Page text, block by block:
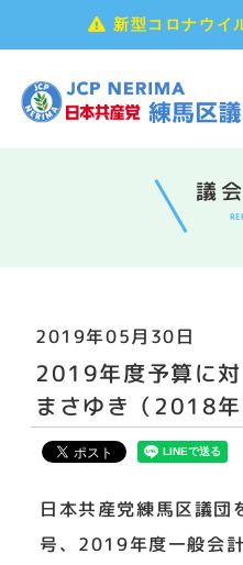
新型コロナウイ
議
2019年05月30日
2019年度予算に
まさゆき（2018年
日本共産党練馬区議
号、2019年度一般会